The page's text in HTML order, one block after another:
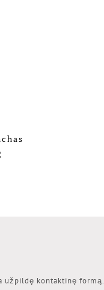
užpildę kontaktinę formą.